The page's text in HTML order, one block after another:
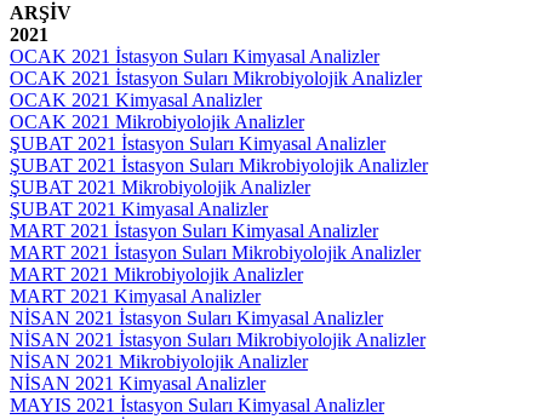
ARŞİV
2021
OCAK 2021 İstasyon Suları Kimyasal Analizler
OCAK 2021 İstasyon Suları Mikrobiyolojik Analizler
OCAK 2021 Kimyasal Analizler
OCAK 2021 Mikrobiyolojik Analizler
ŞUBAT 2021 İstasyon Suları Kimyasal Analizler
ŞUBAT 2021 İstasyon Suları Mikrobiyolojik Analizler
ŞUBAT 2021 Mikrobiyolojik Analizler
ŞUBAT 2021 Kimyasal Analizler
MART 2021 İstasyon Suları Kimyasal Analizler
MART 2021 İstasyon Suları Mikrobiyolojik Analizler
MART 2021 Mikrobiyolojik Analizler
MART 2021 Kimyasal Analizler
NİSAN 2021 İstasyon Suları Kimyasal Analizler
NİSAN 2021 İstasyon Suları Mikrobiyolojik Analizler
NİSAN 2021 Mikrobiyolojik Analizler
NİSAN 2021 Kimyasal Analizler
MAYIS 2021 İstasyon Suları Kimyasal Analizler